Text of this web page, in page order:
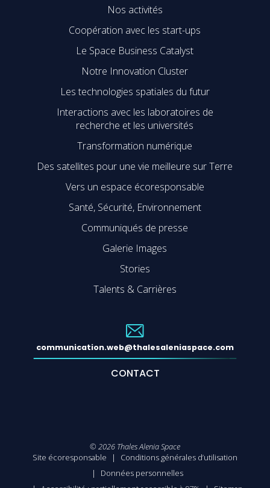
Nos activités
Coopération avec les start-ups
Le Space Business Catalyst
Notre Innovation Cluster
Les technologies spatiales du futur
Interactions avec les laboratoires de
recherche et les universités
Transformation numérique
Des satellites pour une vie meilleure sur Terre
Vers un espace écoresponsable
Santé, Sécurité, Environnement
Communiqués de presse
Galerie Images
Stories
Talents & Carrières
communication.web@thalesaleniaspace.com
CONTACT
© 2026 Thales Alenia Space
Site écoresponsable
Conditions générales d’utilisation
Données personnelles